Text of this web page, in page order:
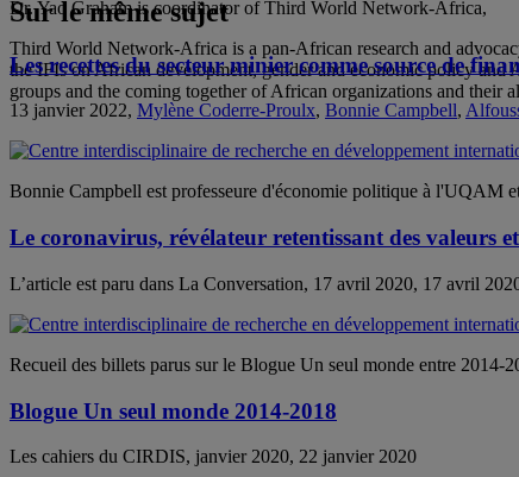
Dr. Yao Graham is coordinator of Third World Network-Africa,
Third World Network-Africa is a pan-African research and
the IFIs on African development, gender and economic policy
groups and the coming together of African organizations and their
Sur le même sujet
Les recettes du secteur minier comme source de
13 janvier 2022, Mylène Coderre-Proulx, Bonnie Campbell,
Bonnie Campbell est professeure d'économie politique à l'UQAM
Le coronavirus, révélateur retentissant des valeurs
L’article est paru dans La Conversation, 17 avril 2020, 17 avril
Recueil des billets parus sur le Blogue Un seul monde entre 2014-
Blogue Un seul monde 2014-2018
Les cahiers du CIRDIS, janvier 2020, 22 janvier 2020